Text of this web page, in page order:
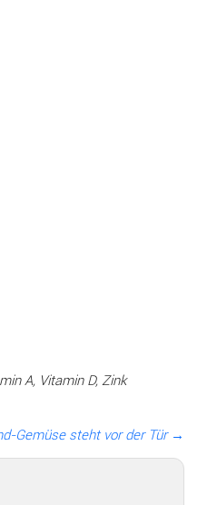
A, Vitamin D, Zink
Gemüse steht vor der Tür →